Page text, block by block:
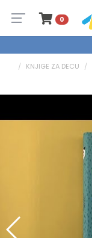
0
KNJIGE ZA DECU